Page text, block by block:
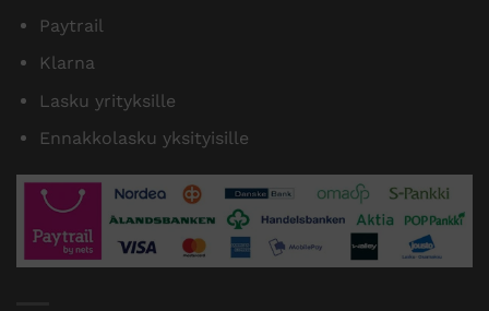
Paytrail
Klarna
Lasku yrityksille
Ennakkolasku yksityisille